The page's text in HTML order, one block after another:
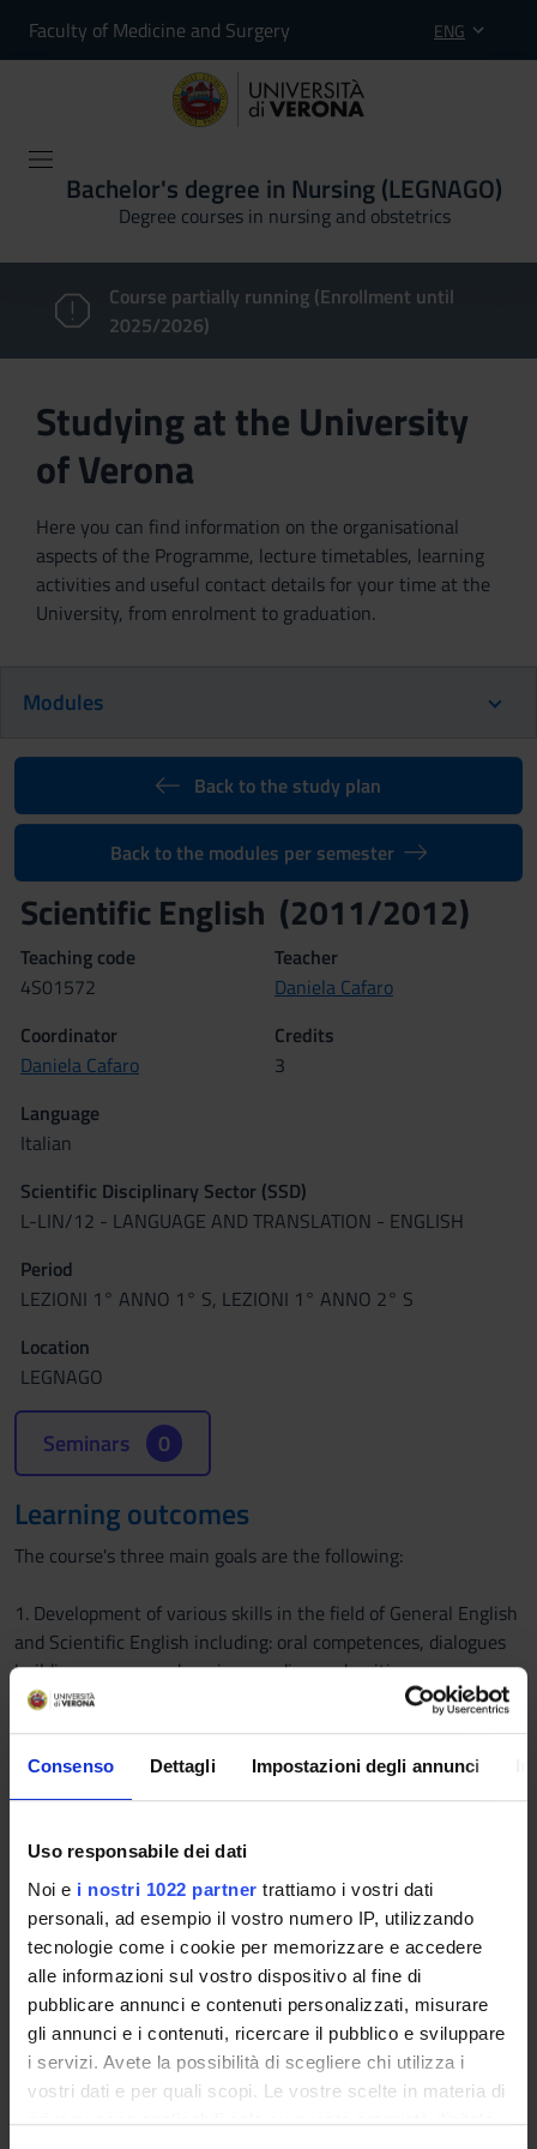
Consenso Dettagli Impostazioni degli annunci
Uso responsabile dei dati
Noi e i nostri 1022 partner trattiamo i vostri dati
personali, ad esempio il vostro numero IP, utilizzando
tecnologie come i cookie per memorizzare e accedere
alle informazioni sul vostro dispositivo al fine di
pubblicare annunci e contenuti personalizzati, misurare
gli annunci e i contenuti, ricercare il pubblico e sviluppare
i servizi. Avete la possibilità di scegliere chi utilizza i
vostri dati e per quali scopi. Le vostre scelte in materia di
privacy sono applicabili solo su questa proprietà digitale
Faculty of Medicine and Surgery ENG
Bachelor's degree in Nursing (LEGNAGO)
Degree courses in nursing and obstetrics
Course partially running (Enrollment until
2025/2026)
Studying at the University
of Verona
Here you can find information on the organisational
aspects of the Programme, lecture timetables, learning
activities and useful contact details for your time at the
University, from enrolment to graduation.
Modules
Back to the study plan
Back to the modules per semester
Scientific English (2011/2012)
Teaching code
4S01572
Teacher
Daniela Cafaro
Coordinator
Daniela Cafaro
Credits
3
Language
Italian
Scientific Disciplinary Sector (SSD)
L-LIN/12 - LANGUAGE AND TRANSLATION - ENGLISH
Period
LEZIONI 1° ANNO 1° S, LEZIONI 1° ANNO 2° S
Location
LEGNAGO
Seminars 0
Learning outcomes
The course's three main goals are the following:
1. Development of various skills in the field of General English
and Scientific English including: oral competences, dialogues
building-up, comprehension, reading and writing;
2. Terminology and healthcare vocabulary
3. Interaction between healthcare providers and patients
Program
THE NURSE
Grammar: The infinitive, personal pronouns: subject, To be:
simple present tense; Definite and indefinite articles; the
plural; personal pronouns: object.
Vocabulary: The profession of nursing (the nurse’s
instruments and job)
THE DOCTOR
Grammar: Adjectives, Demonstrative adjectives and pronouns,